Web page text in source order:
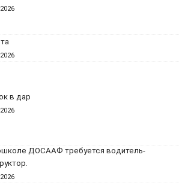
в дар
ДОСААФ требуется водитель-